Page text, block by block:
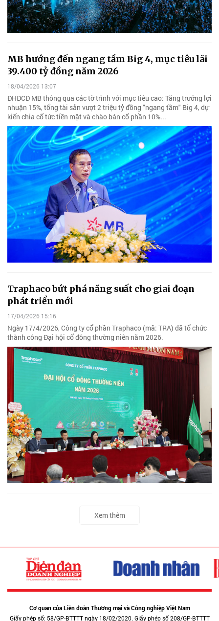
MB hướng đến ngang tầm Big 4, mục tiêu lãi
39.400 tỷ đồng năm 2026
18/04/2026 13:07
ĐHĐCĐ MB thông qua các tờ trình với mục tiêu cao: Tăng trưởng lợi
nhuận 15%, tổng tài sản vượt 2 triệu tỷ đồng "ngang tầm" Big 4, dự
kiến chia cổ tức tiền mặt và chào bán cổ phần 10%...
Traphaco bứt phá năng suất cho giai đoạn
phát triển mới
17/04/2026 15:16
Ngày 17/4/2026, Công ty cổ phần Traphaco (mã: TRA) đã tổ chức
thành công Đại hội cổ đông thường niên năm 2026.
Xem thêm
Cơ quan của Liên đoàn Thương mại và Công nghiệp Việt Nam
Giấy phép số: 58/GP-BTTTT ngày 18/02/2020. Giấy phép số 208/GP-BTTTT